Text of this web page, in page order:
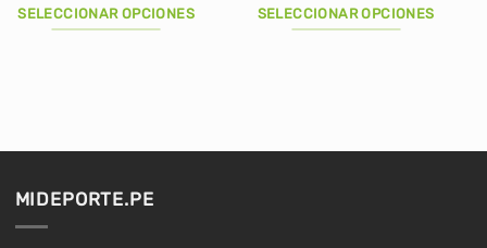
precios:
desde
SELECCIONAR OPCIONES
se
pueden
original
era:
actual
es:
SELECCIONAR OPCIONES
MIDEPORTE.PE